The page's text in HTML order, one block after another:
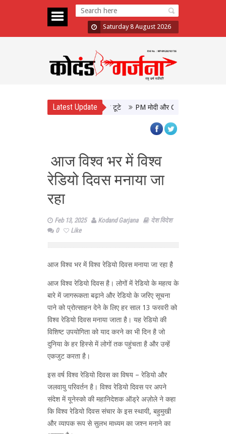
Saturday 8 August 2026
Latest Update
तूफान, 48 घंटे में 10 फिल्मों के रिकॉर्ड टूटे PM मोदी और CM योगी की मुलाकात,
आज विश्व भर में विश्‍व
रेडियो दिवस मनाया जा
रहा
Feb 13, 2025 Kodand Garjana
देश विदेश
0
Like
आज विश्व भर में विश्‍व रेडियो दिवस मनाया जा रहा है
आज विश्व रेडियो दिवस है। लोगों में रेडियो के महत्व के
बारे में जागरूकता बढ़ाने और रेडियो के जरिए सूचना
पाने को प्रोत्साहन देने के लिए हर साल 13 फरवरी को
विश्व रेडियो दिवस मनाया जाता है। यह रेडियो की
विशिष्ट उपयोगिता को याद करने का भी दिन है जो
दुनिया के हर हिस्से में लोगों तक पहुंचता है और उन्हें
एकजुट करता है।
इस वर्ष विश्व रेडियो दिवस का विषय – रेडियो और
जलवायु परिवर्तन है। विश्व रेडियो दिवस पर अपने
संदेश में यूनेस्को की महानिदेशक ऑड्रे अज़ोले ने कहा
कि विश्व रेडियो दिवस संचार के इस स्थायी, बहुमुखी
और व्यापक रूप से सुलभ माध्यम का जश्न मनाने का